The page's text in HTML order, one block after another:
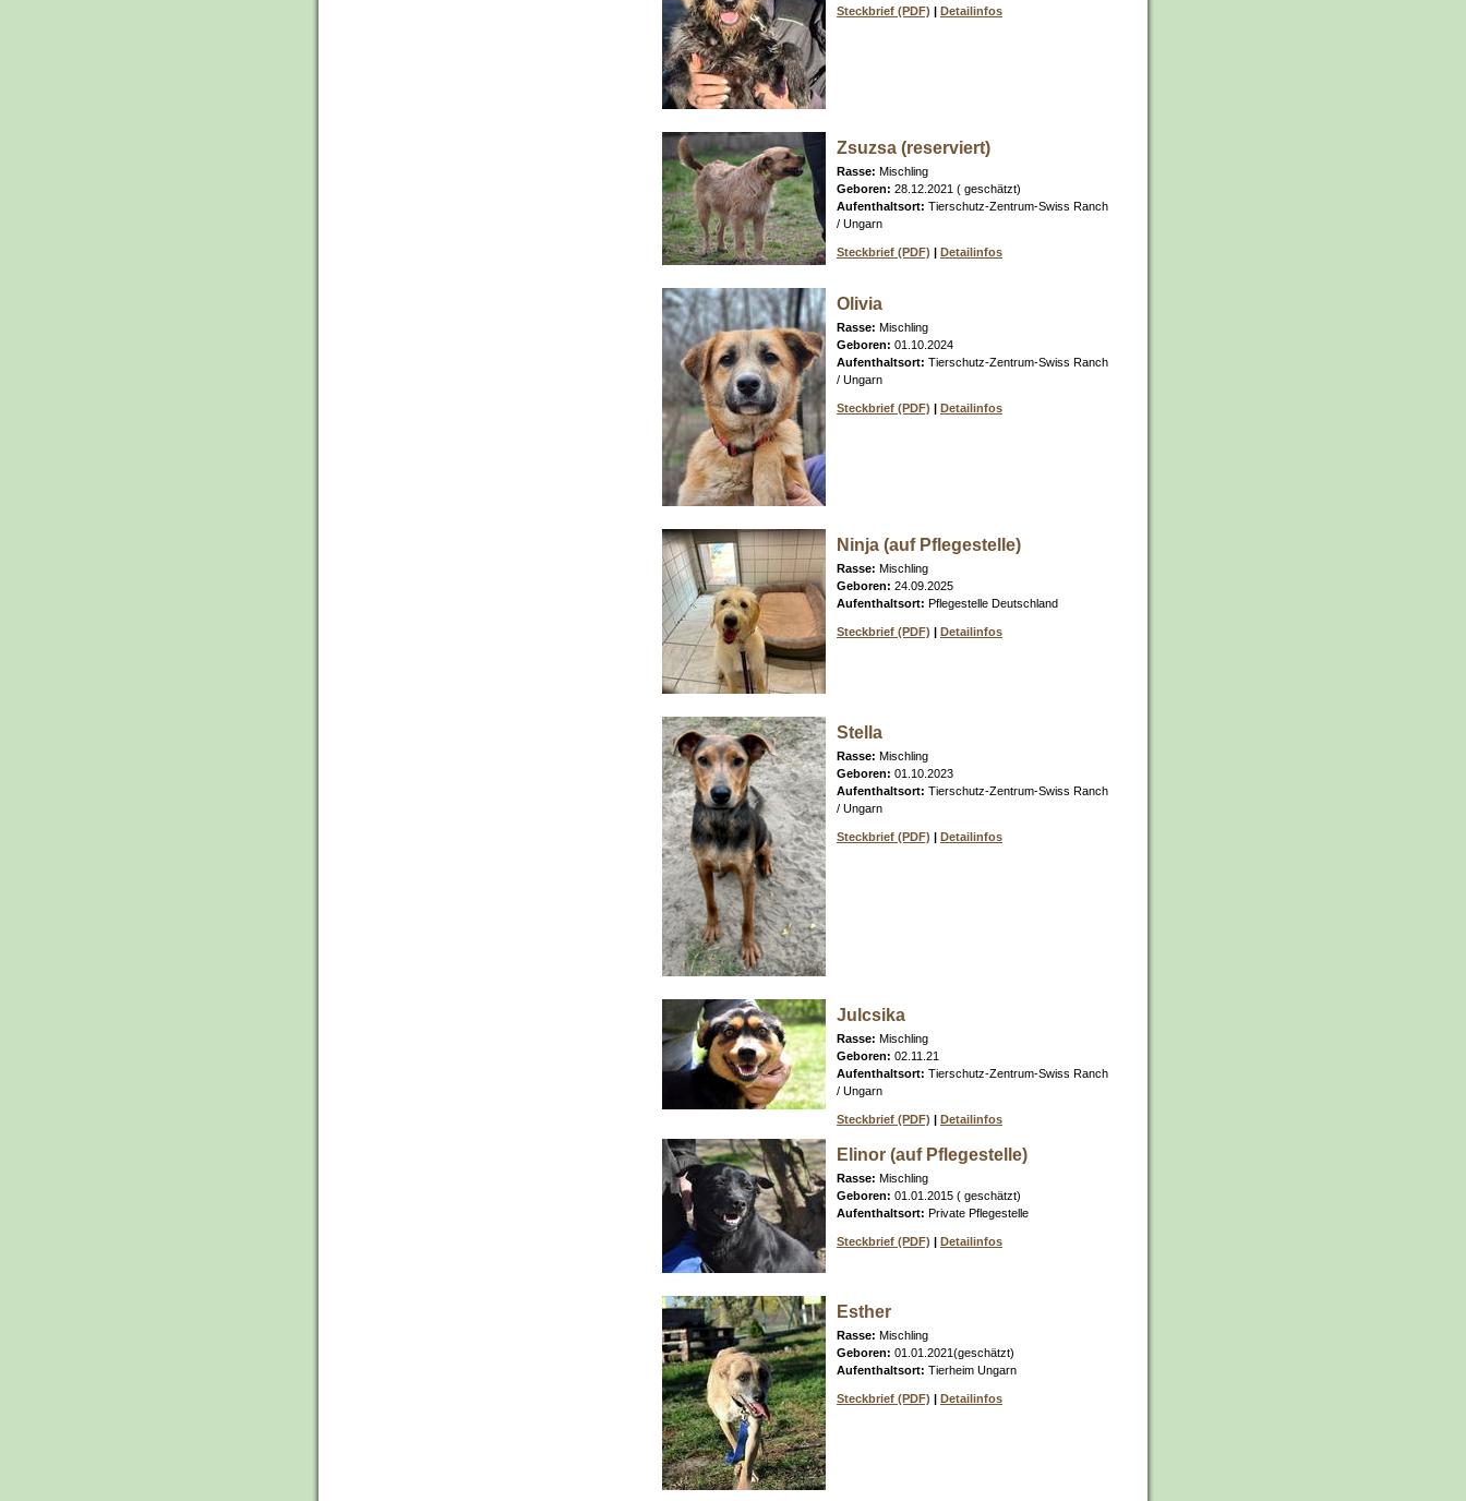
Steckbrief (PDF) | Detailinfos
Zsuzsa (reserviert)
Rasse: Mischling
Geboren: 28.12.2021 ( geschätzt)
Aufenthaltsort: Tierschutz-Zentrum-Swiss Ranch
/ Ungarn
Steckbrief (PDF) | Detailinfos
Olivia
Rasse: Mischling
Geboren: 01.10.2024
Aufenthaltsort: Tierschutz-Zentrum-Swiss Ranch
/ Ungarn
Steckbrief (PDF) | Detailinfos
Ninja (auf Pflegestelle)
Rasse: Mischling
Geboren: 24.09.2025
Aufenthaltsort: Pflegestelle Deutschland
Steckbrief (PDF) | Detailinfos
Stella
Rasse: Mischling
Geboren: 01.10.2023
Aufenthaltsort: Tierschutz-Zentrum-Swiss Ranch
/ Ungarn
Steckbrief (PDF) | Detailinfos
Julcsika
Rasse: Mischling
Geboren: 02.11.21
Aufenthaltsort: Tierschutz-Zentrum-Swiss Ranch
/ Ungarn
Steckbrief (PDF) | Detailinfos
Elinor (auf Pflegestelle)
Rasse: Mischling
Geboren: 01.01.2015 ( geschätzt)
Aufenthaltsort: Private Pflegestelle
Steckbrief (PDF) | Detailinfos
Esther
Rasse: Mischling
Geboren: 01.01.2021(geschätzt)
Aufenthaltsort: Tierheim Ungarn
Steckbrief (PDF) | Detailinfos